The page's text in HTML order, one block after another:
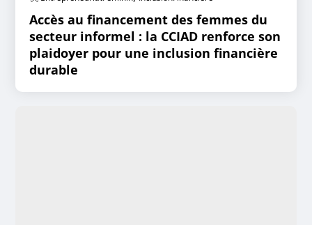
Accès au financement des femmes du
secteur informel : la CCIAD renforce son
plaidoyer pour une inclusion financière
durable